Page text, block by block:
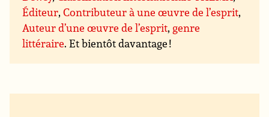
Éditeur,Contributeur à une œuvre de l’esprit,
Auteur d’une œuvre de l’esprit, genre
littéraire. Et bientôt davantage !